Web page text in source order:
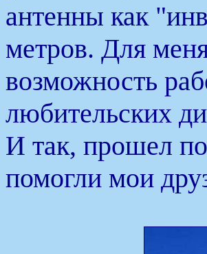
антенны как
метров. Для
возможность
любительских
И так, прошел
помогли мои